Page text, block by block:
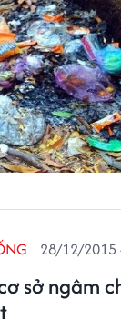
sở ngâm
28/12/2015